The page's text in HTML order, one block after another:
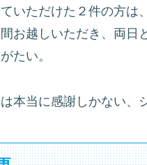
いただけた２件の方は
お越しいただき、両日
たい。
本当に感謝しかない、